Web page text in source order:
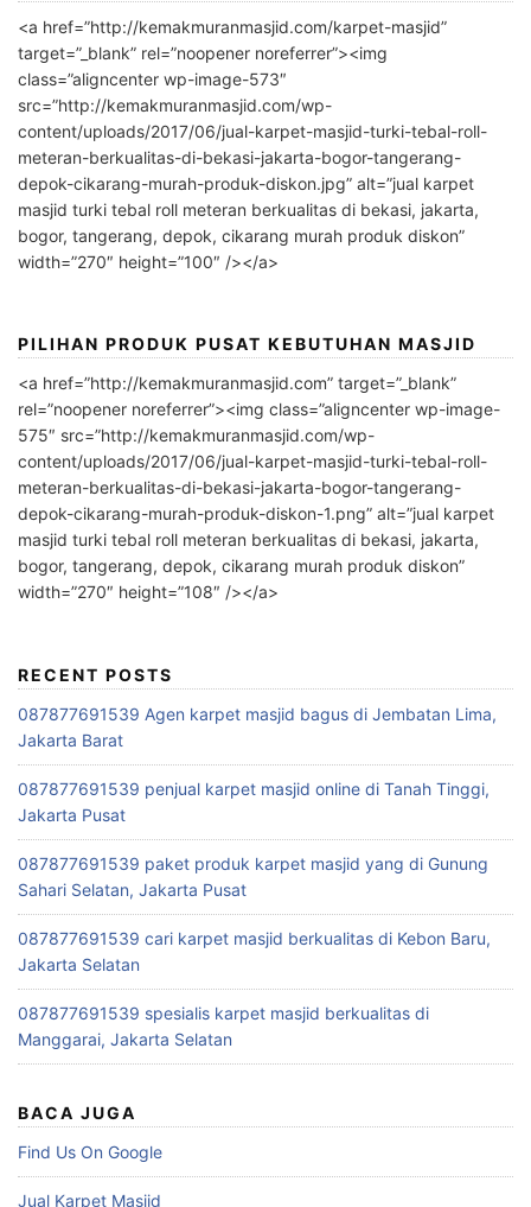
<a href=”http://kemakmuranmasjid.com/karpet-masjid”
target=”_blank” rel=”noopener noreferrer”><img
class=”aligncenter wp-image-573″
src=”http://kemakmuranmasjid.com/wp-
content/uploads/2017/06/jual-karpet-masjid-turki-tebal-roll-
meteran-berkualitas-di-bekasi-jakarta-bogor-tangerang-
depok-cikarang-murah-produk-diskon.jpg” alt=”jual karpet
masjid turki tebal roll meteran berkualitas di bekasi, jakarta,
bogor, tangerang, depok, cikarang murah produk diskon”
width=”270″ height=”100″ /></a>
PILIHAN PRODUK PUSAT KEBUTUHAN MASJID
<a href=”http://kemakmuranmasjid.com” target=”_blank”
rel=”noopener noreferrer”><img class=”aligncenter wp-image-
575″ src=”http://kemakmuranmasjid.com/wp-
content/uploads/2017/06/jual-karpet-masjid-turki-tebal-roll-
meteran-berkualitas-di-bekasi-jakarta-bogor-tangerang-
depok-cikarang-murah-produk-diskon-1.png” alt=”jual karpet
masjid turki tebal roll meteran berkualitas di bekasi, jakarta,
bogor, tangerang, depok, cikarang murah produk diskon”
width=”270″ height=”108″ /></a>
RECENT POSTS
087877691539 Agen karpet masjid bagus di Jembatan Lima,
Jakarta Barat
087877691539 penjual karpet masjid online di Tanah Tinggi,
Jakarta Pusat
087877691539 paket produk karpet masjid yang di Gunung
Sahari Selatan, Jakarta Pusat
087877691539 cari karpet masjid berkualitas di Kebon Baru,
Jakarta Selatan
087877691539 spesialis karpet masjid berkualitas di
Manggarai, Jakarta Selatan
BACA JUGA
Find Us On Google
Jual Karpet Masjid